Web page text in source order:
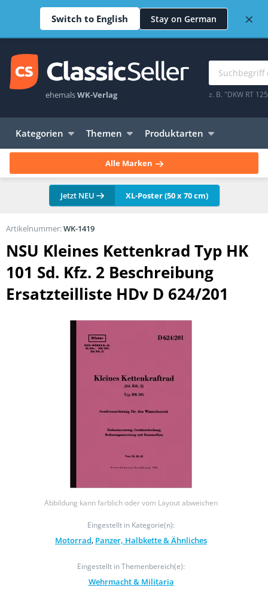
Switch to English Stay on German ×
ehemalsWK-Verlag z. B. "DKW RT
Kategorien Themen Produktarten
Alle Marken
Jetzt NEU XL-Poster (50 x 70 cm)
NSU Kleines Kettenkrad Typ HK
101 Sd. Kfz. 2 Beschreibung
Ersatzteilliste HDv D 624/201
Abbildung kann farblich oder vom Layout abweichen
Eingestellt in Kategorie(n):
Motorrad, Panzer, Halbkette & Ähnliches
Eingestellt in Themenbereich(e):
Wehrmacht & Militaria
Artikelnummer:WK-1419